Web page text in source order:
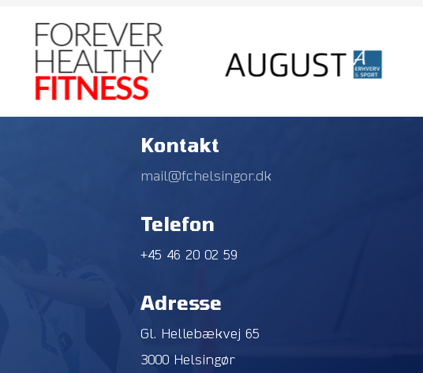
Kontakt
mail@fchelsingor.dk
Telefon
+45 46 20 02 59
Adresse
Gl. Hellebækvej 65
3000 Helsingør